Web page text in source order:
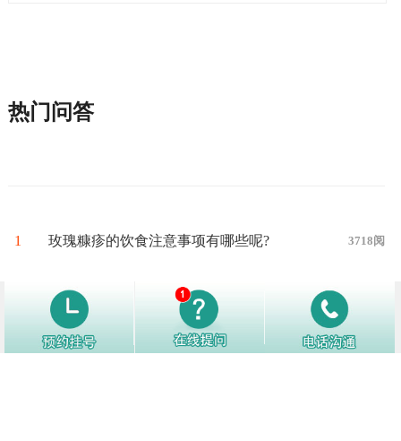
热门问答
1 玫瑰糠疹的饮食注意事项有哪些呢? 3718阅
2 导致玫瑰糠疹发生的原因有哪些？ 3299阅